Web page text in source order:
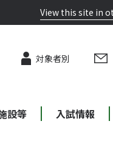
View this site in
対象者別
設等 入試情報